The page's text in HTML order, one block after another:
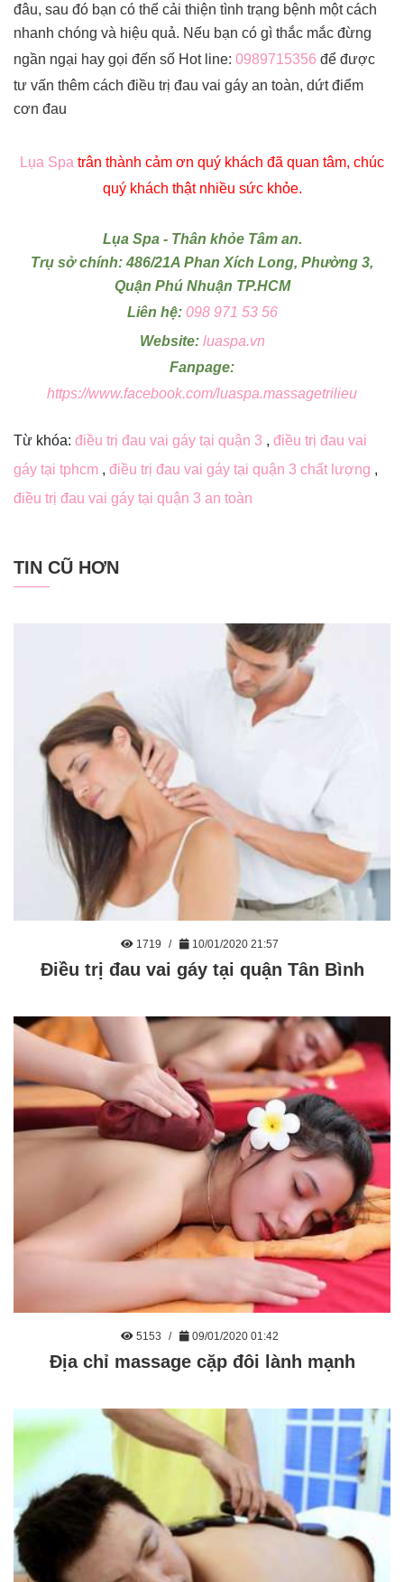
đâu, sau đó bạn có thể cải thiện tình trạng bệnh một cách
nhanh chóng và hiệu quả. Nếu bạn có gì thắc mắc đừng
ngần ngại hay gọi đến số Hot line: 0989715356 để được
tư vấn thêm cách điều trị đau vai gáy an toàn, dứt điểm
cơn đau
Lụa Spa trân thành cảm ơn quý khách đã quan tâm, chúc
quý khách thật nhiều sức khỏe.
Lụa Spa - Thân khỏe Tâm an.
Trụ sở chính: 486/21A Phan Xích Long, Phường 3,
Quận Phú Nhuận TP.HCM
Liên hệ: 098 971 53 56
Website: luaspa.vn
Fanpage:
https://www.facebook.com/luaspa.massagetrilieu
Từ khóa: điều trị đau vai gáy tại quận 3 , điều trị đau vai
gáy tại tphcm , điều trị đau vai gáy tại quận 3 chất lượng ,
điều trị đau vai gáy tại quận 3 an toàn
TIN CŨ HƠN
1719 10/01/2020 21:57
Điều trị đau vai gáy tại quận Tân Bình
5153 09/01/2020 01:42
Địa chỉ massage cặp đôi lành mạnh